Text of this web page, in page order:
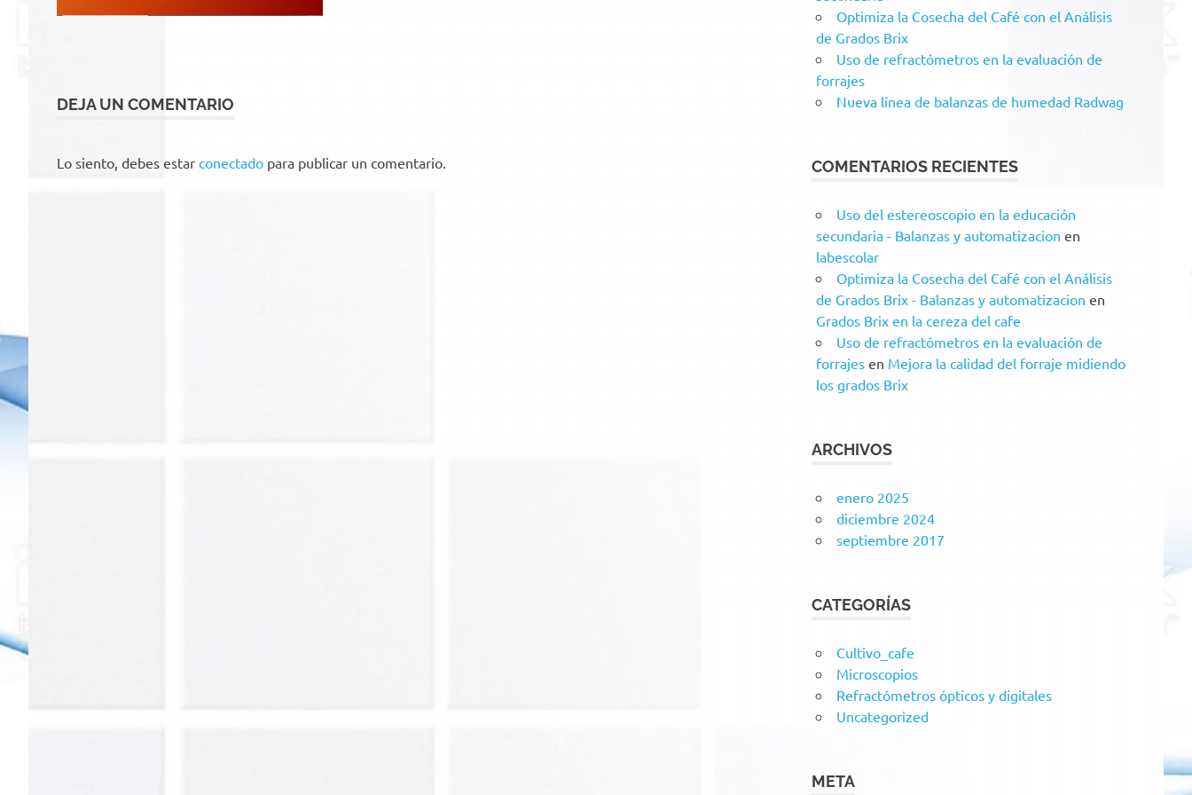
DEJA UN COMENTARIO
Lo siento, debes estar conectado para publicar un comentario.
Optimiza la Cosecha del Café con el Análisis
de Grados Brix
Uso de refractómetros en la evaluación de
forrajes
Nueva línea de balanzas de humedad Radwag
COMENTARIOS RECIENTES
Uso del estereoscopio en la educación
secundaria - Balanzas y automatizacion en
labescolar
Optimiza la Cosecha del Café con el Análisis
de Grados Brix - Balanzas y automatizacion en
Grados Brix en la cereza del cafe
Uso de refractómetros en la evaluación de
forrajes en Mejora la calidad del forraje midiendo
los grados Brix
ARCHIVOS
enero 2025
diciembre 2024
septiembre 2017
CATEGORÍAS
Cultivo_cafe
Microscopios
Refractómetros ópticos y digitales
Uncategorized
META